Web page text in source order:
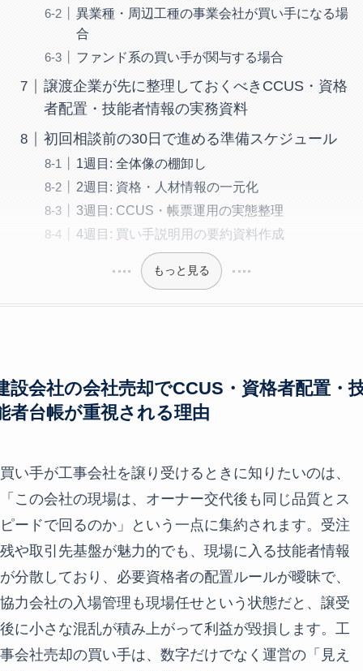
異業種・周辺工種の事業会社が買い手になる場
合
ファンド系の買い手が関与する場合
譲渡企業が先に整理しておくべきCCUS・資格
者配置・技能者情報の実務資料
初回相談前の30日で進める準備スケジュール
1週目: 全体像の棚卸し
2週目: 資格・人材情報の一元化
3週目: CCUS・帳票運用の実態整理
4週目: 買い手説明用の要約資料作成
もっと見る
設会社の会社売却でCCUS・資格者配置・
者台帳が重視される理由
買い手が工事会社を譲り受けるときに知りたいのは、
「この会社の現場は、オーナー交代後も同じ品質とス
ピードで回るのか」という一点に集約されます。受注
残や取引先基盤が魅力的でも、現場に入る技能者情報
が分散しており、必要資格者の配置ルールが曖昧で、
協力会社の入場管理も現場任せという状態だと、譲受
後に小さな混乱が積み上がって利益が毀損します。工
事会社売却の買い手は、数字だけでなく運営の「見え